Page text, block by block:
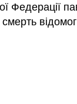
Федерації
смерть